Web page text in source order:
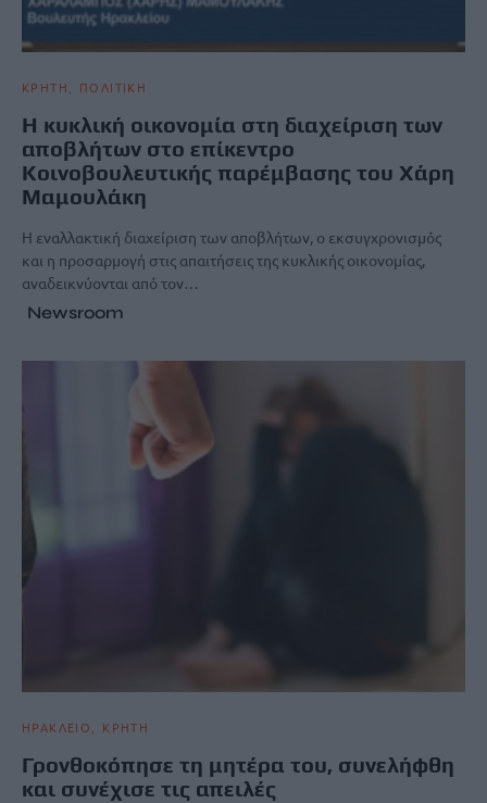
ΚΡΗΤΗ ΠΟΛΙΤΙΚΗ
Η κυκλική οικονομία στη διαχείριση των
αποβλήτων στο επίκεντρο
Κοινοβουλευτικής παρέμβασης του Χάρη
Μαμουλάκη
Η εναλλακτική διαχείριση των αποβλήτων, ο εκσυγχρονισμός
και η προσαρμογή στις απαιτήσεις της κυκλικής οικονομίας,
αναδεικνύονται από τον…
Newsroom
ΗΡΑΚΛΕΙΟ ΚΡΗΤΗ
Γρονθοκόπησε τη μητέρα του, συνελήφθη
και συνέχισε τις απειλές